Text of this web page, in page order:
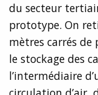
du secteur
prototype. On
mètres carrés
le stockage des
l’intermédiaire